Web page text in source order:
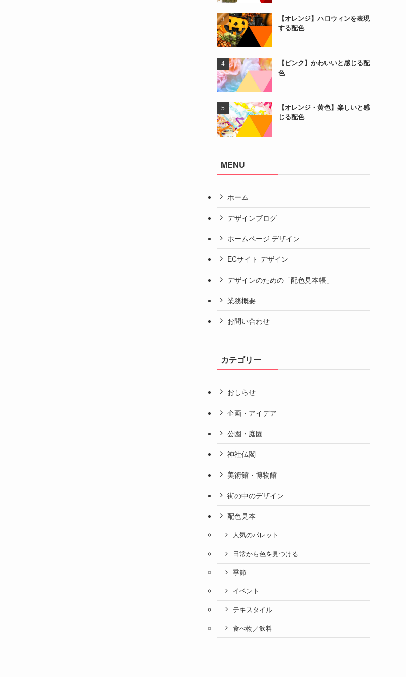
【オレンジ】ハロウィンを表現
する配色
【ピンク】かわいいと感じる配
色
【オレンジ・黄色】楽しいと感
じる配色
MENU
ホーム
デザインブログ
ホームページ デザイン
ECサイト デザイン
デザインのための「配色見本帳」
業務概要
お問い合わせ
カテゴリー
おしらせ
企画・アイデア
公園・庭園
神社仏閣
美術館・博物館
街の中のデザイン
配色見本
人気のパレット
日常から色を見つける
季節
イベント
テキスタイル
食べ物／飲料